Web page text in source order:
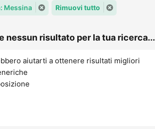
Messina Rimuovi tutto
nessun risultato per la tua ricerca...
aiutarti a ottenere risultati migliori